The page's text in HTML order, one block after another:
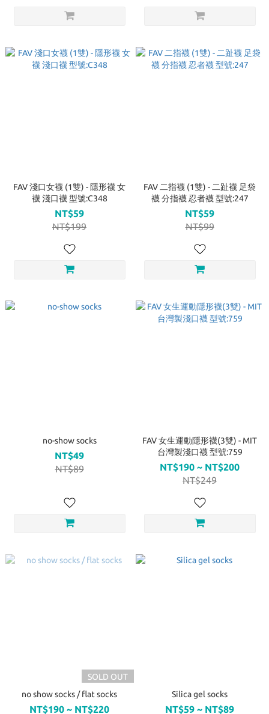
FAV 淺口女襪 (1雙) - 隱形襪 女
襪 淺口襪 型號:C348
NT$59
NT$199
FAV 二指襪 (1雙) - 二趾襪 足袋
襪 分指襪 忍者襪 型號:247
NT$59
NT$99
no-show socks
NT$49
NT$89
FAV 女生運動隱形襪(3雙) - MIT
台灣製淺口襪 型號:759
NT$190 ~ NT$200
NT$249
SOLD OUT
no show socks / flat socks
NT$190 ~ NT$220
Silica gel socks
NT$59 ~ NT$89